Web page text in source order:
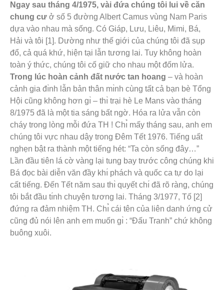
Ngay sau tháng 4/1975, vài đứa chúng tôi lui về căn
chung cư ở số 5 đường Albert Camus vùng Nam Paris
dựa vào nhau mà sống. Có Giáp, Lưu, Liêu, Mimi, Bá,
Hải và tôi [1]. Dường như thế giới của chúng tôi đã sụp
đổ, cả quá khứ, hiện tại lẫn tương lai. Tuy không hoàn
toàn ý thức, chúng tôi cố giữ cho nhau một đốm lửa.
Trong lúc hoàn cảnh đất nước tan hoang – và hoàn
cảnh gia đı̀nh lẫn bản thân mı̀nh cùng tất cả bạn bè Tổng
Hội cũng không hơn gı̀ – thı̀ trại hè Le Mans vào tháng
8/1975 đã là một tia sáng bất ngờ. Hóa ra lửa vẫn còn
cháy trong lòng mỗi đứa TH ! Chı̉ mấy tháng sau, anh em
chúng tôi vực nhau dậy trong Đêm Tết 1976. Tiếng uất
nghẹn bật ra thành một tiếng hét: “Ta còn sống đây…”
Lần đầu tiên lá cờ vàng lại tung bay trước công chúng khi
Bá đọc bài diễn văn đầy khı́ phách và quốc ca tự do lại
cất tiếng. Đến Tết năm sau thı̀ quyết chı́ đã rõ ràng, chúng
tôi bắt đầu tı́nh chuyện tương lai. Tháng 3/1977, Tố [2]
đứng ra đảm nhiệm TH. Chı̉ cái tên của liên danh ứng cử
cũng đủ nói lên anh em muốn gı̀ : “Đấu Tranh” chứ không
buông xuôi.